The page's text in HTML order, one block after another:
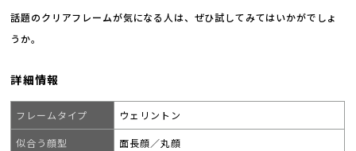
話題のクリアフレームが気になる人は、ぜひ試してみてはいかがでしょ
うか。
詳細情報
フレームタイプ ウェリントン
似合う顔型 面長顔／丸顔